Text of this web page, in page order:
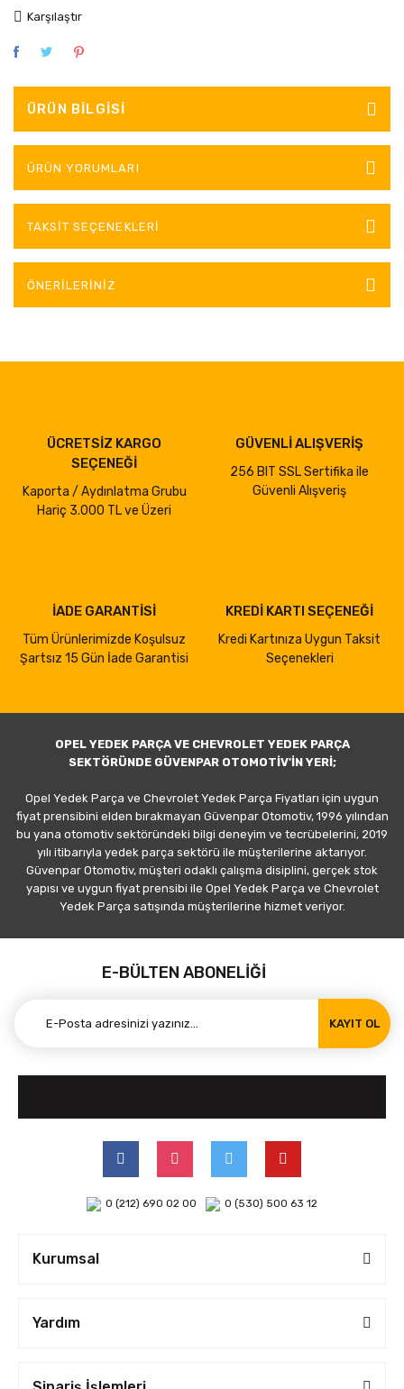
Karşılaştır
ÜRÜN BILGISI
ÜRÜN YORUMLARI
TAKSIT SEÇENEKLERI
ÖNERILERINIZ
ÜCRETSİZ KARGO
SEÇENEĞİ
Kaporta / Aydınlatma Grubu
Hariç 3.000 TL ve Üzeri
GÜVENLİ ALIŞVERİŞ
256 BIT SSL Sertifika ile
Güvenli Alışveriş
İADE GARANTİSİ
Tüm Ürünlerimizde Koşulsuz
Şartsız 15 Gün İade Garantisi
KREDİ KARTI SEÇENEĞİ
Kredi Kartınıza Uygun Taksit
Seçenekleri
OPEL YEDEK PARÇA VE CHEVROLET YEDEK PARÇA
SEKTÖRÜNDE GÜVENPAR OTOMOTİV'İN YERİ;
Opel Yedek Parça ve Chevrolet Yedek Parça Fiyatları için uygun
fiyat prensibini elden bırakmayan Güvenpar Otomotiv, 1996 yılından
bu yana otomotiv sektöründeki bilgi deneyim ve tecrübelerini, 2019
yılı itibarıyla yedek parça sektörü ile müşterilerine aktarıyor.
Güvenpar Otomotiv, müşteri odaklı çalışma disiplini, gerçek stok
yapısı ve uygun fiyat prensibi ile Opel Yedek Parça ve Chevrolet
Yedek Parça satışında müşterilerine hizmet veriyor.
E-BÜLTEN ABONELİĞİ
KAYIT OL
0 (212) 690 02 00 0 (530) 500 63 12
Kurumsal
Yardım